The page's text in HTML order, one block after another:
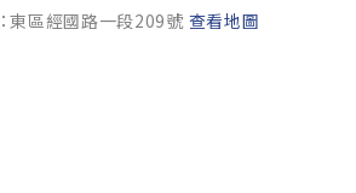
東區經國路一段209號 查看地圖